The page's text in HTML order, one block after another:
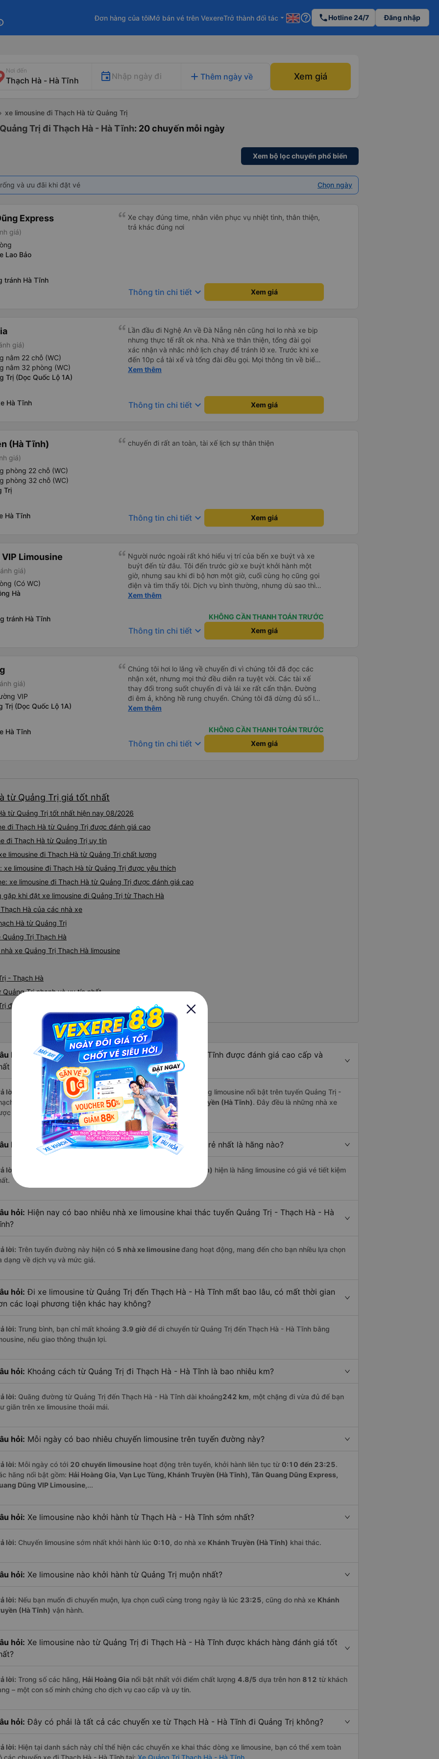
Đơn hàng của tôiMở bán vé trên VexereTrở thành đối tác arrow_drop_down help_outline phoneHotline 24/7 Đăng nhập
Nơi đến
Nhập ngày đi add Thêm ngày về Xem giá
xe limousine đi Thạch Hà từ Quảng Trị
Trị đi Thạch Hà - Hà Tĩnh: 20 chuyến mỗi ngày
Xem bộ lọc chuyến phổ biến
và ưu đãi khi đặt vé Chọn ngày
Express
giá)
Lao Bảo
tránh Hà Tĩnh
Xe chạy đúng time, nhân viên phục vụ nhiệt tình, thân thiện,
trả khác đúng nơi
Thông tin chi tiết keyboard_arrow_down Xem giá
giá)
nằm 22 chỗ (WC)
nằm 32 phòng (WC)
Trị (Dọc Quốc Lộ 1A)
Hà Tĩnh
Lần đầu đi Nghệ An về Đà Nẵng nên cũng hơi lo nhà xe bịp
nhưng thực tế rất ok nha. Nhà xe thân thiện, tổng đài gọi
xác nhận và nhắc nhở lịch chạy để tránh lỡ xe. Trước khi xe
đến 10p cả tài xế và tổng đài đều gọi. Mọi thông tin về biển
số xe và số điện thoại tài xế đều trùng khớp trong email nhận
đến ĐN sớm gần 1 tiếng so với thời gian dự kiến. 10 điểm, lần
sau có nhu cầu sẽ chọn nhà xe này để đi Vinh <-> Đà Nẵng
Xem thêm
Thông tin chi tiết keyboard_arrow_down Xem giá
(Hà Tĩnh)
giá)
phòng 22 chỗ (WC)
phòng 32 chỗ (WC)
Trị
Hà Tĩnh
chuyến đi rất an toàn, tài xế lịch sự thân thiện
Thông tin chi tiết keyboard_arrow_down Xem giá
Limousine
giá)
(Có WC)
Hà
tránh Hà Tĩnh
Người nước ngoài rất khó hiểu vị trí của bến xe buýt và xe
buýt đến từ đâu. Tôi đến trước giờ xe buýt khởi hành một
giờ, nhưng sau khi đi bộ hơn một giờ, cuối cùng họ cũng gọi
điện và tìm thấy tôi. Dịch vụ bình thường, nhưng dù sao thì
tôi ngủ ngon hơn ở khách sạn vì tôi rất thoải mái. Sẽ tuyệt
cho điểm tối đa. Cảm ơn bạn rất nhiều.
Xem thêm
KHÔNG CẦN THANH TOÁN TRƯỚC
Thông tin chi tiết keyboard_arrow_down Xem giá
giá)
VIP
Trị (Dọc Quốc Lộ 1A)
Hà Tĩnh
Chúng tôi hơi lo lắng về chuyến đi vì chúng tôi đã đọc các
nhận xét, nhưng mọi thứ đều diễn ra tuyệt vời. Các tài xế
thay đổi trong suốt chuyến đi và lái xe rất cẩn thận. Đường
đi êm ả, không hề rung chuyển. Chúng tôi đã dừng đủ số lần
để đi vệ sinh và dừng lại để ăn tối. Nhìn chung, ghế ngồi có
không phải là vấn đề lớn. Chúng tôi rất thích chuyến đi.
Xem thêm
KHÔNG CẦN THANH TOÁN TRƯỚC
Thông tin chi tiết keyboard_arrow_down Xem giá
từ Quảng Trị giá tốt nhất
từ Quảng Trị tốt nhất hiện nay 08/2026
đi Thạch Hà từ Quảng Trị được đánh giá cao
đi Thạch Hà từ Quảng Trị uy tín
limousine đi Thạch Hà từ Quảng Trị chất lượng
xe limousine đi Thạch Hà từ Quảng Trị được yêu thích
xe limousine đi Thạch Hà từ Quảng Trị được đánh giá cao
khi đặt xe limousine đi Quảng Trị từ Thạch Hà
Hà của các nhà xe
Hà từ Quảng Trị
Trị Thạch Hà
xe Quảng Trị Thạch Hà limousine
- Thạch Hà
Trị nhanh và uy tín nhất
đi Thạch Hà
hỏi:
Xe limousine nào từ Quảng Trị đi Thạch Hà - Hà Tĩnh được đánh giá cao cấp và
lượng nhất?
lời:
Nếu bạn tìm kiếm sự thoải mái và dịch vụ cao cấp, các hãng limousine nổi bật trên tuyến Quảng Trị -
Hà - Hà Tĩnh làHải Hoàng Gia, Vạn Lục Tùng và Khánh Truyền (Hà Tĩnh). Đây đều là những nhà xe
nhiều khách hàng đánh giá cao về chất lượng phục vụ.
hỏi: Hãng xe limousine đi Thạch Hà - Hà Tĩnh có giá rẻ nhất là hãng nào?
lời: Khánh Truyền (Hà Tĩnh) hiện là hãng limousine có giá vé tiết kiệm
hỏi: Hiện nay có bao nhiêu nhà xe limousine khai thác tuyến Quảng Trị - Thạch Hà - Hà
lời: Trên tuyến đường này hiện có 5 nhà xe limousineđang hoạt động, mang đến cho bạn nhiều lựa chọn
dạng về dịch vụ và mức giá.
hỏi: Đi xe limousine từ Quảng Trị đến Thạch Hà - Hà Tĩnh mất bao lâu, có mất thời gian
các loại phương tiện khác hay không?
lời: Trung bình, bạn chỉ mất khoảng 3.9 giờ để di chuyển từ Quảng Trị đến Thạch Hà - Hà Tĩnh bằng
nếu giao thông thuận lợi.
hỏi: Khoảng cách từ Quảng Trị đi Thạch Hà - Hà Tĩnh là bao nhiêu km?
lời: Quãng đường từ Quảng Trị đến Thạch Hà - Hà Tĩnh dài khoảng242 km, một chặng đi vừa đủ để bạn
giãn trên xe limousine thoải mái.
hỏi: Mỗi ngày có bao nhiêu chuyến limousine trên tuyến đường này?
lời: Mỗi ngày có tới 20 chuyến limousine hoạt động trên tuyến, khởi hành liên tục từ0:10 đến 23:25.
hãng nổi bật gồm: Hải Hoàng Gia, Vạn Lục Tùng, Khánh Truyền (Hà Tĩnh), Tân Quang Dũng Express,
Dũng VIP Limousine,...
hỏi: Xe limousine nào khởi hành từ Thạch Hà - Hà Tĩnh sớm nhất?
lời: Chuyến limousine sớm nhất khởi hành lúc 0:10, do nhà xe Khánh Truyền (Hà Tĩnh) khai thác.
hỏi: Xe limousine nào khởi hành từ Quảng Trị muộn nhất?
lời: Nếu bạn muốn đi chuyến muộn, lựa chọn cuối cùng trong ngày là lúc 23:25, cũng do nhà xe Khánh
(Hà Tĩnh) vận hành.
hỏi: Xe limousine nào từ Quảng Trị đi Thạch Hà - Hà Tĩnh được khách hàng đánh giá tốt
lời: Trong số các hãng, Hải Hoàng Gia nổi bật nhất với điểm chất lượng 4.8/5 dựa trên hơn 812 từ khách
– một con số minh chứng cho dịch vụ cao cấp và uy tín.
hỏi: Đây có phải là tất cả các chuyến xe từ Thạch Hà - Hà Tĩnh đi Quảng Trị không?
lời: Hiện tại danh sách này chỉ thể hiện các chuyến xe khai thác dòng xe limousine, bạn có thể xem toàn